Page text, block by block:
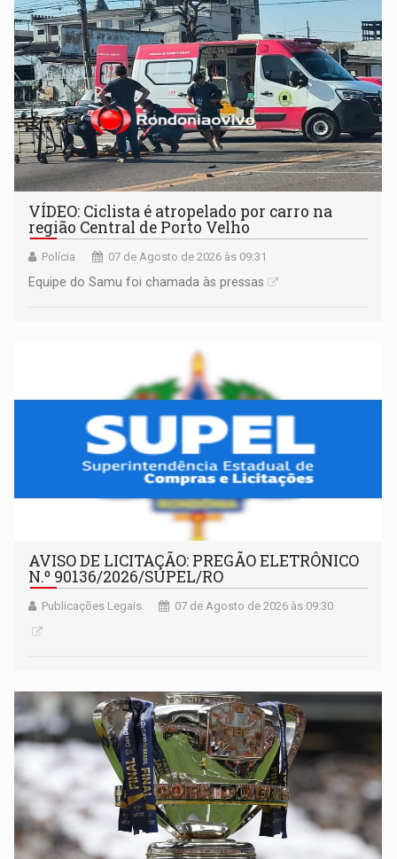
— em pleno ano eleitoral em Rondônia
VÍDEO: Ciclista é atropelado por carro na
região Central de Porto Velho
Polícia 07 de Agosto de 2026 às 09:31
Equipe do Samu foi chamada às pressas
AVISO DE LICITAÇÃO: PREGÃO ELETRÔNICO
N.º 90136/2026/SUPEL/RO
Publicações Legais 07 de Agosto de 2026 às 09:30